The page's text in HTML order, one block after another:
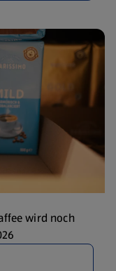
wird noch